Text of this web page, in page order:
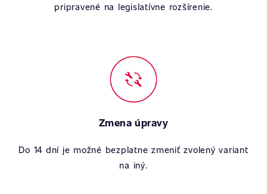
pripravené na legislatívne rozšírenie.
Zmena úpravy
Do 14 dní je možné bezplatne zmeniť zvolený variant
na iný.